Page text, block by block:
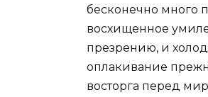
бесконечно много
восхищенное
презрению, и
оплакивание
восторга перед